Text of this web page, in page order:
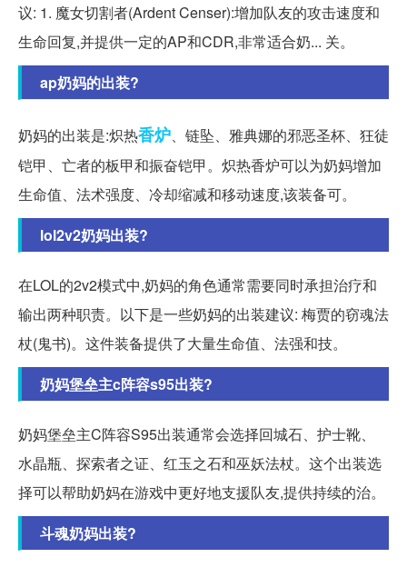
议: 1. 魔女切割者(Ardent Censer):增加队友的攻击速度和
生命回复,并提供一定的AP和CDR,非常适合奶... 关。
ap奶妈的出装?
奶妈的出装是:炽热香炉、链坠、雅典娜的邪恶圣杯、狂徒
铠甲、亡者的板甲和振奋铠甲。炽热香炉可以为奶妈增加
生命值、法术强度、冷却缩减和移动速度,该装备可。
lol2v2奶妈出装?
在LOL的2v2模式中,奶妈的角色通常需要同时承担治疗和
输出两种职责。以下是一些奶妈的出装建议: 梅贾的窃魂法
杖(鬼书)。这件装备提供了大量生命值、法强和技。
奶妈堡垒主c阵容s95出装?
奶妈堡垒主C阵容S95出装通常会选择回城石、护士靴、
水晶瓶、探索者之证、红玉之石和巫妖法杖。这个出装选
择可以帮助奶妈在游戏中更好地支援队友,提供持续的治。
斗魂奶妈出装?